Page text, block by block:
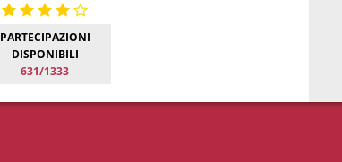
PARTECIPAZIONI
DISPONIBILI
631/1333